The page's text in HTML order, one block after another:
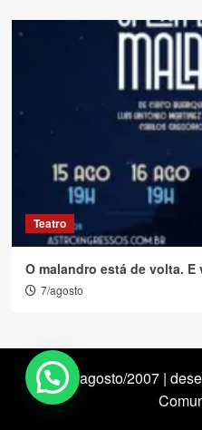
Teatro
O malandro está de volta.
7/agosto
desde agosto/2007 |